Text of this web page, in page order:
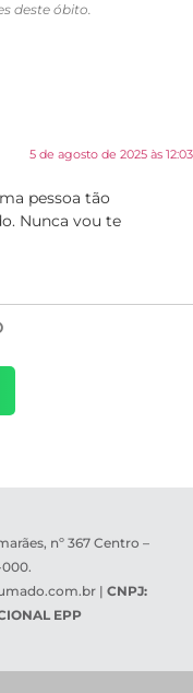
deste óbito.
5 de agosto de 2025 às 12:03
pessoa tão
Nunca vou te
nº 367 Centro –
| CNPJ:
EPP